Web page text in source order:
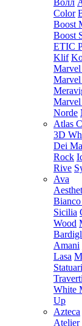
Волл
Color
Boost
Boost
ETIC
Klif
Marvel
Norde
Atlas
3D
Dei
Rock
Rive
Ava
Sicilia
Wood
Amani
Lasa
White
Up
Azteca
Atelier